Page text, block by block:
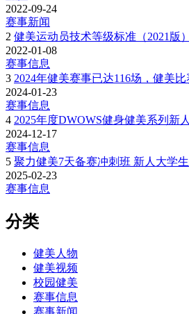
2022-09-24
赛事新闻
2 健美运动员技术等级标准（2021版）
2022-01-08
赛事信息
3 2024年健美赛事已达116场，健美
2024-01-23
赛事信息
4 2025年度DWOWS健身健美系列新
2024-12-17
赛事信息
5 聚力健美7天备赛冲刺班 新人大学
2025-02-23
赛事信息
分类
健美人物
健美视频
校园健美
赛事信息